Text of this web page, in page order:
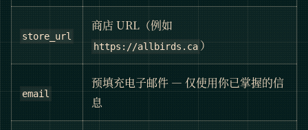
store_url
商店 URL（例如
https://allbirds.ca ）
email
预填充电子邮件 — 仅使用你已掌握的信
息